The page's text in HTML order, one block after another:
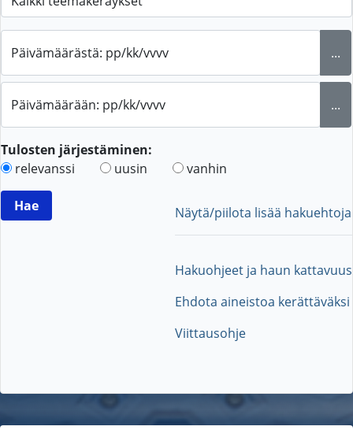
Päivämäärästä: pp/kk/vvvv ...
Päivämäärään: pp/kk/vvvv ...
Tulosten järjestäminen:
relevanssi
uusin vanhin
Näytä/piilota lisää hakuehtoja
Hakuohjeet ja haun kattavuus
Ehdota aineistoa kerättäväksi
Viittausohje